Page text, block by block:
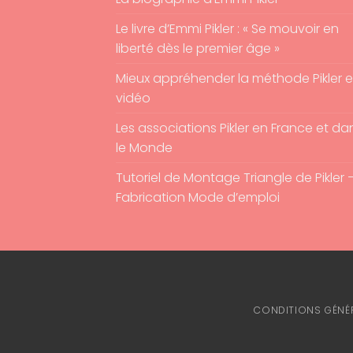
Le livre d’Emmi Pikler : « Se mouvoir en
liberté dès le premier âge »
Mieux appréhender la méthode Pikler
vidéo
Les associations Pikler en France et
le Monde
Tutoriel de Montage Triangle de Pikler
Fabrication Mode d’emploi
CONDITIONS